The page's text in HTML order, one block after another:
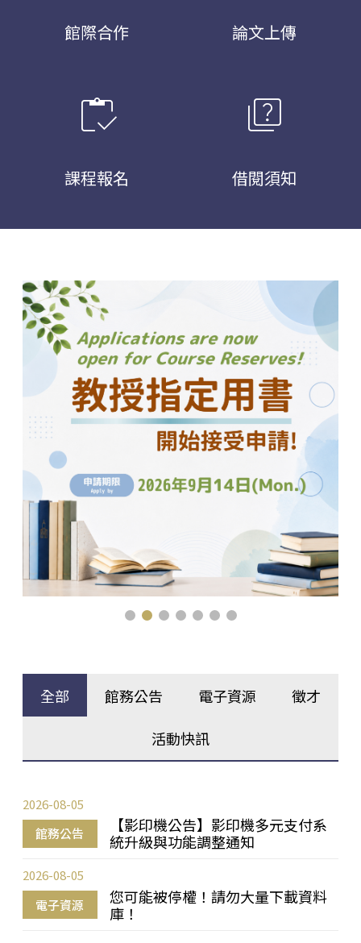
館際合作 論文上傳
inventory
課程報名
quiz
借閱須知
全部 館務公告 電子資源 徵才
活動快訊
館務公告
【影印機公告】影印機多元支付系
統升級與功能調整通知
2026-08-05
電子資源
您可能被停權！請勿大量下載資料
庫！
2026-08-05